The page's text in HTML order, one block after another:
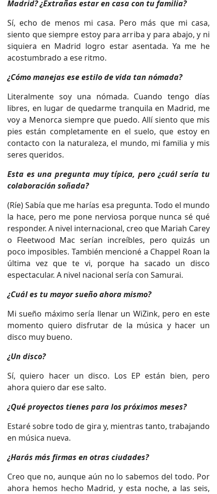
Madrid? ¿Extrañas estar en casa con tu familia?
Sí, echo de menos mi casa. Pero más que mi casa,
siento que siempre estoy para arriba y para abajo, y ni
siquiera en Madrid logro estar asentada. Ya me he
acostumbrado a ese ritmo.
¿Cómo manejas ese estilo de vida tan nómada?
Literalmente soy una nómada. Cuando tengo días
libres, en lugar de quedarme tranquila en Madrid, me
voy a Menorca siempre que puedo. Allí siento que mis
pies están completamente en el suelo, que estoy en
contacto con la naturaleza, el mundo, mi familia y mis
seres queridos.
Esta es una pregunta muy típica, pero ¿cuál sería tu
colaboración soñada?
(Ríe) Sabía que me harías esa pregunta. Todo el mundo
la hace, pero me pone nerviosa porque nunca sé qué
responder. A nivel internacional, creo que Mariah Carey
o Fleetwood Mac serían increíbles, pero quizás un
poco imposibles. También mencioné a Chappel Roan la
última vez que te vi, porque ha sacado un disco
espectacular. A nivel nacional sería con Samurai.
¿Cuál es tu mayor sueño ahora mismo?
Mi sueño máximo sería llenar un WiZink, pero en este
momento quiero disfrutar de la música y hacer un
disco muy bueno.
¿Un disco?
Sí, quiero hacer un disco. Los EP están bien, pero
ahora quiero dar ese salto.
¿Qué proyectos tienes para los próximos meses?
Estaré sobre todo de gira y, mientras tanto, trabajando
en música nueva.
¿Harás más firmas en otras ciudades?
Creo que no, aunque aún no lo sabemos del todo. Por
ahora hemos hecho Madrid, y esta noche, a las seis,